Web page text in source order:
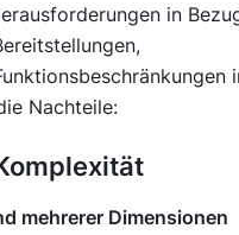
in
Nachteile:
mehrerer Dimensionen